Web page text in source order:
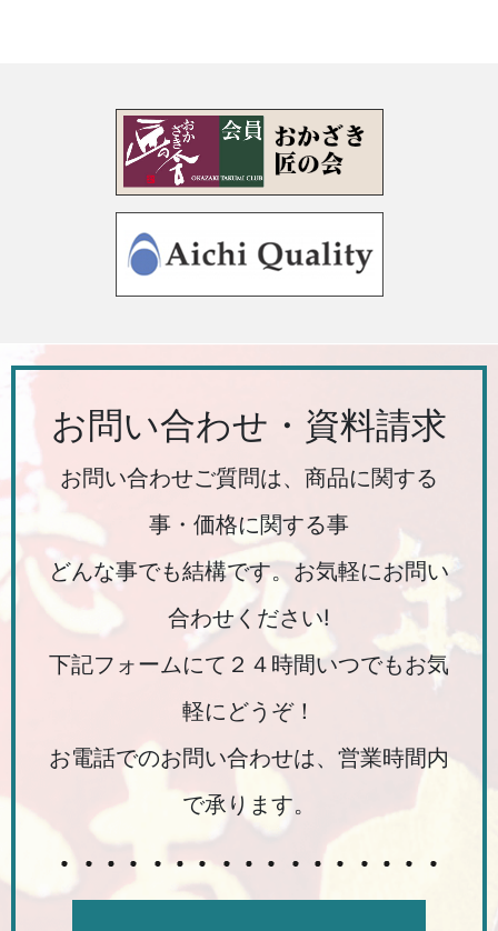
お問い合わせ・資料請求
お問い合わせご質問は、商品に関する
事・価格に関する事
どんな事でも結構です。お気軽にお問い
合わせください!
下記フォームにて２４時間いつでもお気
軽にどうぞ！
お電話でのお問い合わせは、営業時間内
で承ります。